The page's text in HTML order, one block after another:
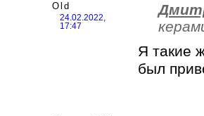
Old
24.02.2022,
17:47
Я такие
был